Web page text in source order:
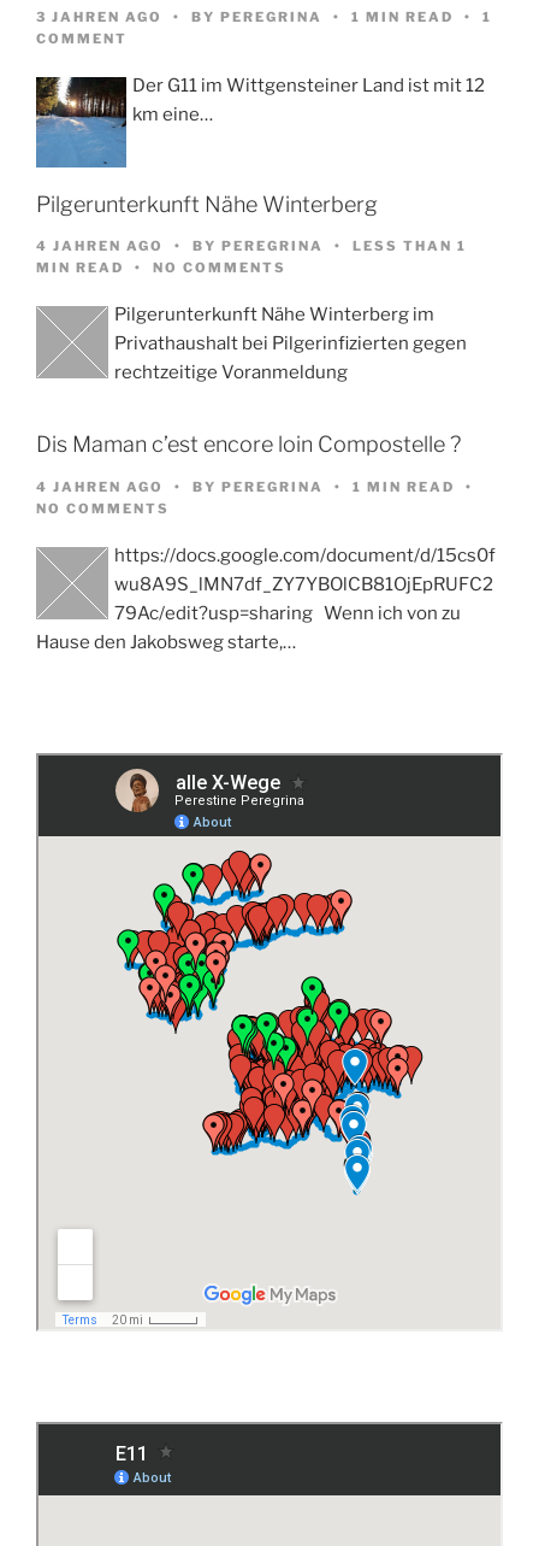
3 JAHREN AGO BY PEREGRINA 1 MIN READ
1
COMMENT
Der G11 im Wittgensteiner Land ist mit 12
km eine…
Pilgerunterkunft Nähe Winterberg
4 JAHREN AGO BY PEREGRINA
LESS THAN 1
MIN READ
NO COMMENTS
Pilgerunterkunft Nähe Winterberg im
Privathaushalt bei Pilgerinfizierten gegen
rechtzeitige Voranmeldung
Dis Maman c’est encore loin Compostelle ?
4 JAHREN AGO BY PEREGRINA
1 MIN READ
NO COMMENTS
https://docs.google.com/document/d/15cs0f
wu8A9S_lMN7df_ZY7YBOlCB81OjEpRUFC2
79Ac/edit?usp=sharing Wenn ich von zu
Hause den Jakobsweg starte,…